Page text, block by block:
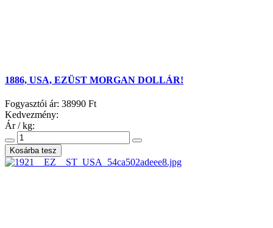
1886, USA, EZÜST MORGAN DOLLÁR!
Fogyasztói ár: 38990 Ft
Kedvezmény:
Ár / kg: